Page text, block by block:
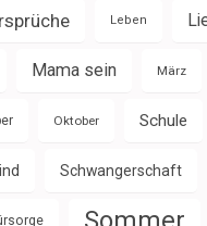
Leben
Mama sein März
Oktober Schule
Schwangerschaft